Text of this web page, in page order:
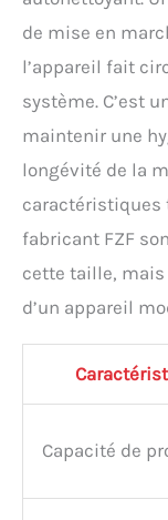
de mise en
l’appareil fait
système. C’est
maintenir une
longévité de la
caractéristiques
fabricant FZF
cette taille, mais
d’un appareil
Capacité de